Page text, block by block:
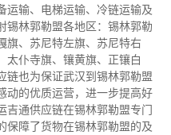
运输、电梯运输、冷链运输及
锡林郭勒盟各地区：锡林郭勒
旗、苏尼特左旗、苏尼特右
太仆寺旗、镶黄旗、正镶白
链也为保证武汉到锡林郭勒盟
动的优质运营，进一步提高好
吉通供应链在锡林郭勒盟专门
保障了货物在锡林郭勒盟的及